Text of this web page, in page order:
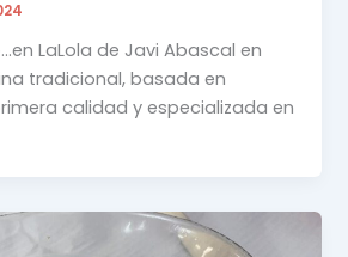
LaLola de Javi Abascal en
tradicional, basada en
calidad y especializada en